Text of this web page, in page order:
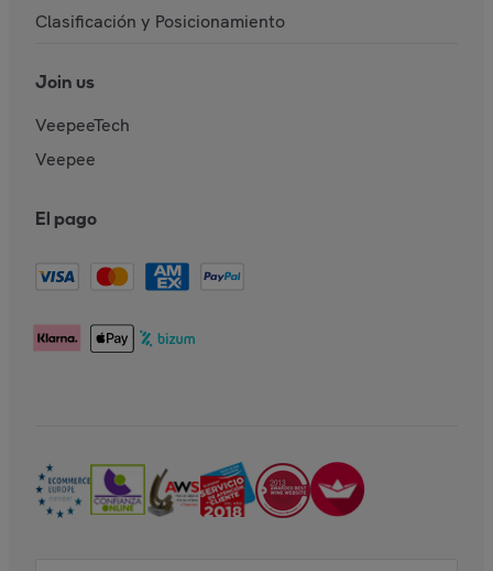
Clasificación y Posicionamiento
Join us
VeepeeTech
Veepee
El pago